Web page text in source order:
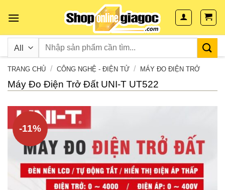
TRANG CHỦ / CÔNG NGHỆ - ĐIỆN TỬ / MÁY ĐO ĐIỆN TRỞ
Máy Đo Điện Trở Đất UNI-T UT522
-11%